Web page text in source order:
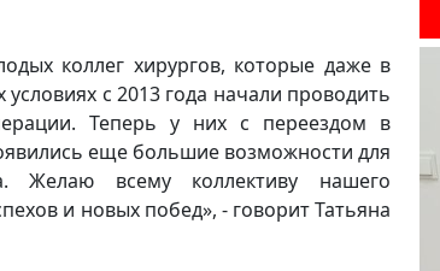
коллег хирургов, которые даже в
с 2013 года начали проводить
Теперь у них с переездом в
еще большие возможности для
Желаю всему коллективу нашего
и новых побед», - говорит Татьяна